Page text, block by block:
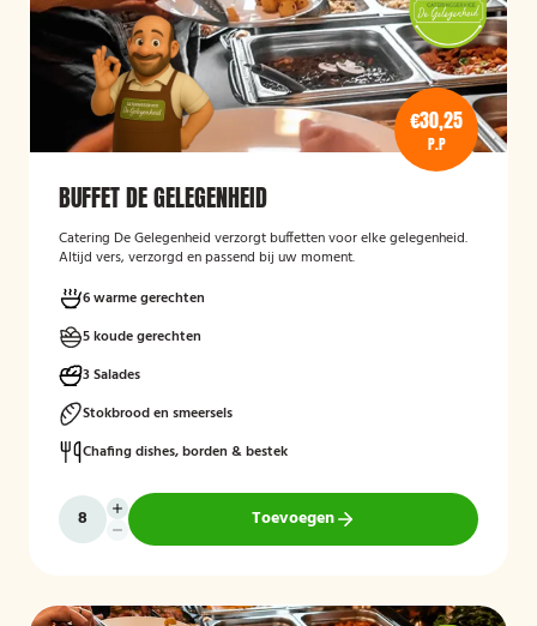
€30,25
P.P
BUFFET DE GELEGENHEID
Catering De Gelegenheid verzorgt buffetten voor elke gelegenheid.
Altijd vers, verzorgd en passend bij uw moment.
6 warme gerechten
5 koude gerechten
3 Salades
Stokbrood en smeersels
Chafing dishes, borden & bestek
Toevoegen